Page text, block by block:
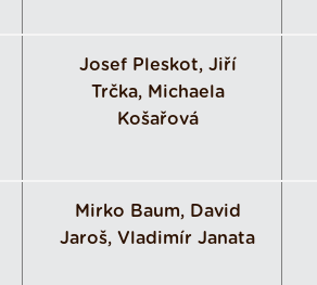
Josef Pleskot, Jiří
Trčka, Michaela
Košařová
Mirko Baum, David
Jaroš, Vladimír Janata